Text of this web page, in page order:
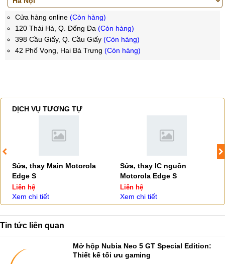
Cửa hàng online (Còn hàng)
120 Thái Hà, Q. Đống Đa (Còn hàng)
398 Cầu Giấy, Q. Cầu Giấy (Còn hàng)
42 Phố Vọng, Hai Bà Trưng (Còn hàng)
DỊCH VỤ TƯƠNG TỰ
Sửa, thay Main Motorola
Edge S
Liên hệ
Xem chi tiết
Sửa, thay IC nguồn
Motorola Edge S
Liên hệ
Xem chi tiết
Tin tức liên quan
Mở hộp Nubia Neo 5 GT Special Edition:
Thiết kế tối ưu gaming